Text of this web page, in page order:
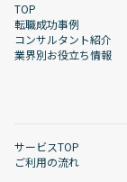
TOP
転職成功事例
コンサルタント紹介
業界別お役立ち情報
サービスTOP
ご利用の流れ